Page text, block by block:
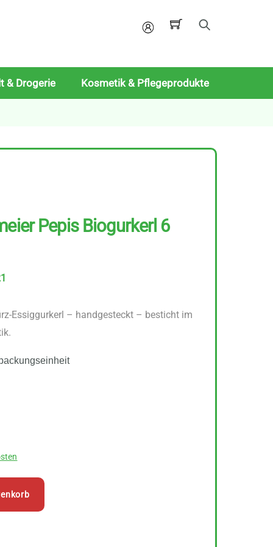
Mein
& Drogerie Kosmetik & Pflegeprodukte
Pepis Biogurkerl 6
Essiggurkerl – handgesteckt – besticht im